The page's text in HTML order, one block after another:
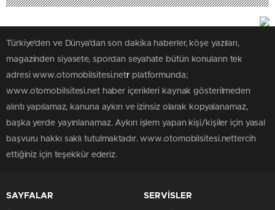
Türkiye'den ve Dünya’dan son dakika haberler, köşe yazıları,
magazinden siyasete, spordan seyahate bütün konuların tek
adresi www.otomobilsitesi.netr platformunda;
www.otomobilsitesi.net haber içerikleri kaynak gösterilmeden
alıntı yapılamaz, kanuna aykırı ve izinsiz olarak kopyalanamaz,
başka yerde yayınlanamaz. Aykırı işlem yapan kişi/kişiler için yasal
başvuru hakkı saklı tutulmaktadır. www.otomobilsitesi.nettercih
ettiğiniz için teşekkür ederiz.
SAYFALAR SERVİSLER